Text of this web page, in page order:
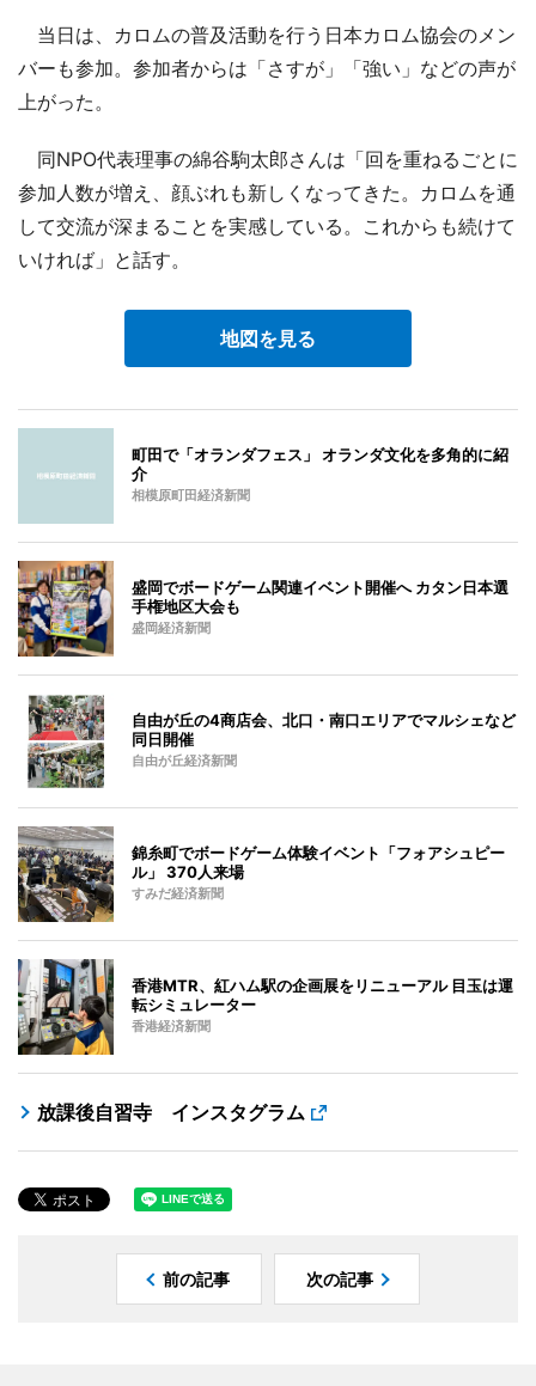
当日は、カロムの普及活動を行う日本カロム協会のメン
バーも参加。参加者からは「さすが」「強い」などの声が
上がった。
同NPO代表理事の綿谷駒太郎さんは「回を重ねるごとに
参加人数が増え、顔ぶれも新しくなってきた。カロムを通
して交流が深まることを実感している。これからも続けて
いければ」と話す。
地図を見る
町田で「オランダフェス」 オランダ文化を多角的に紹
介
相模原町田経済新聞
盛岡でボードゲーム関連イベント開催へ カタン日本選
手権地区大会も
盛岡経済新聞
自由が丘の4商店会、北口・南口エリアでマルシェなど
同日開催
自由が丘経済新聞
錦糸町でボードゲーム体験イベント「フォアシュピー
ル」 370人来場
すみだ経済新聞
香港MTR、紅ハム駅の企画展をリニューアル 目玉は運
転シミュレーター
香港経済新聞
放課後自習寺 インスタグラム
前の記事 次の記事